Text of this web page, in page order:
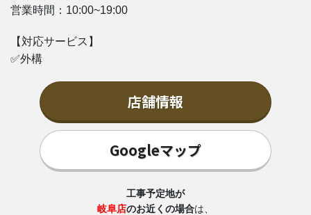
営業時間： 10:00~19:00
【対応サービス】
✅外構
店舗情報
Googleマップ
工事予定地が
岐阜店のお近くの場合は、